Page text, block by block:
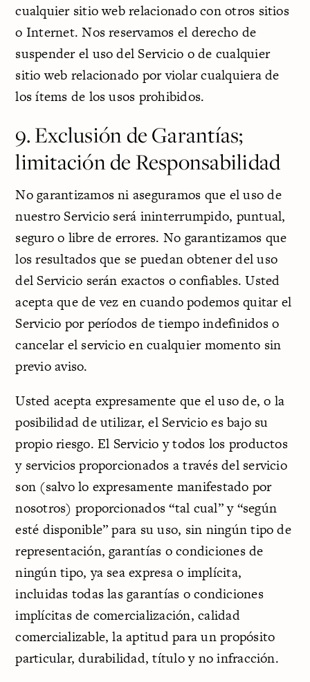
cualquier sitio web relacionado con otros sitios
o Internet. Nos reservamos el derecho de
suspender el uso del Servicio o de cualquier
sitio web relacionado por violar cualquiera de
los ítems de los usos prohibidos.
9. Exclusión de Garantías;
limitación de Responsabilidad
No garantizamos ni aseguramos que el uso de
nuestro Servicio será ininterrumpido, puntual,
seguro o libre de errores. No garantizamos que
los resultados que se puedan obtener del uso
del Servicio serán exactos o confiables. Usted
acepta que de vez en cuando podemos quitar el
Servicio por períodos de tiempo indefinidos o
cancelar el servicio en cualquier momento sin
previo aviso.
Usted acepta expresamente que el uso de, o la
posibilidad de utilizar, el Servicio es bajo su
propio riesgo. El Servicio y todos los productos
y servicios proporcionados a través del servicio
son (salvo lo expresamente manifestado por
nosotros) proporcionados “tal cual” y “según
esté disponible” para su uso, sin ningún tipo de
representación, garantías o condiciones de
ningún tipo, ya sea expresa o implícita,
incluidas todas las garantías o condiciones
implícitas de comercialización, calidad
comercializable, la aptitud para un propósito
particular, durabilidad, título y no infracción.